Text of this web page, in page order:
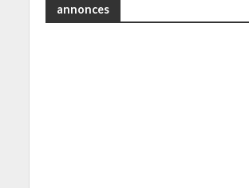
annonces